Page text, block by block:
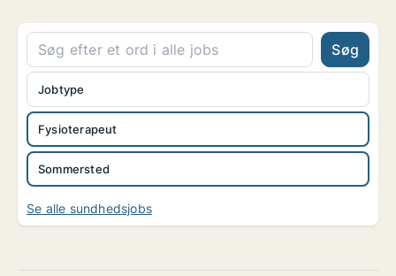
Søg
Fysioterapeut
Sommersted
Jobtype
Se alle sundhedsjobs